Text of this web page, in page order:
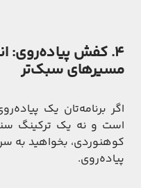
۴. کفش پیاده‌روی:
مسیرهای سبک‌تر
اگر برنامه‌تان یک
است و نه یک ترکینگ
کوهنوردی، بخواهید به
پیاده‌روی.